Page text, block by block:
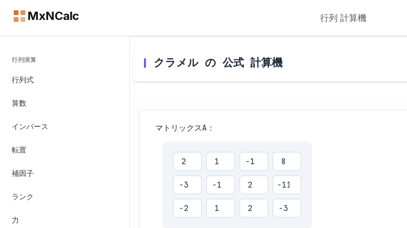
MxNCalc 行列 計算機
行列演算
行列式
算数
インバース
転置
補因子
ランク
力
クラメル の 公式 計算機
マトリックスA：